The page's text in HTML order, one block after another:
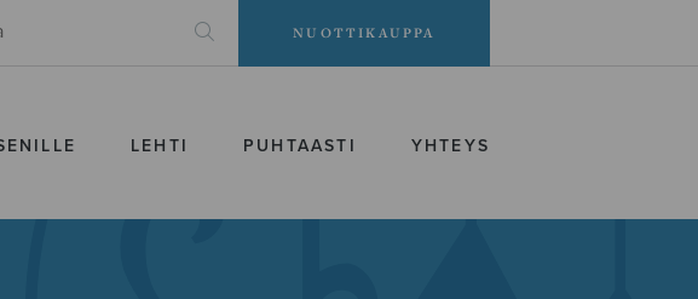
NUOTTIKAUPPA
LEHTI PUHTAASTI YHTEYS